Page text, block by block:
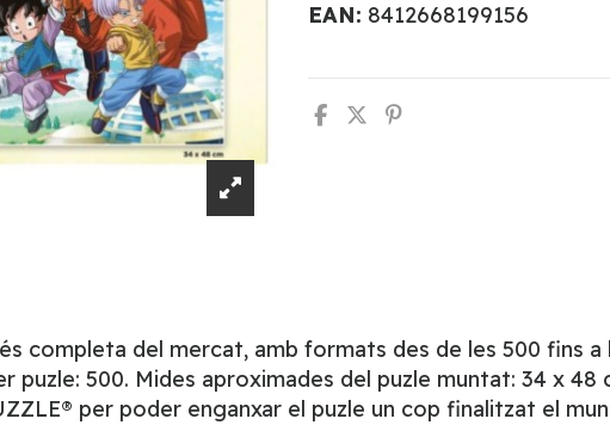
EAN: 8412668199156
completa del mercat, amb formats des de les 500 fins
500. Mides aproximades del puzle muntat: 34 x 48
per poder enganxar el puzle un cop finalitzat el